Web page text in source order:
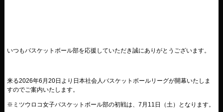
いつもバスケットボール部を応援していただき誠にありがとうございます。
来る2026年6月20日より日本社会人バスケットボールリーグが開幕いたしま
すのでご案内いたします。
※ミツウロコ女子バスケットボール部の初戦は、7月11日（土）となります。